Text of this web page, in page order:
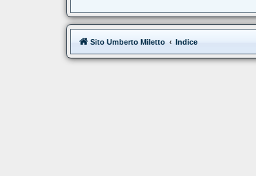
Sito Umberto Miletto Indice